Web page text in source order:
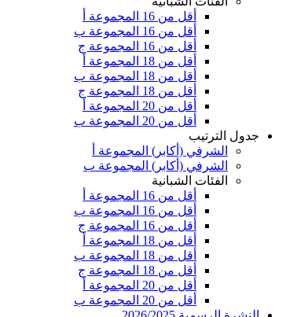
أقل من 16 المجموعة أ
أقل من 16 المجموعة ب
أقل من 16 المجموعة ج
أقل من 18 المجموعة أ
أقل من 18 المجموعة ب
أقل من 18 المجموعة ج
أقل من 20 المجموعة أ
أقل من 20 المجموعة ب
جدول الترتيب
الشرفي (أكابر) المجموعة أ
الشرفي (أكابر) المجموعة ب
الفئات الشبانية
أقل من 16 المجموعة أ
أقل من 16 المجموعة ب
أقل من 16 المجموعة ج
أقل من 18 المجموعة أ
أقل من 18 المجموعة ب
أقل من 18 المجموعة ج
أقل من 20 المجموعة أ
أقل من 20 المجموعة ب